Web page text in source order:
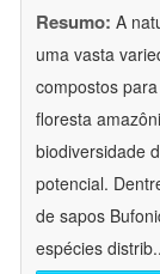
Resumo: A
uma vasta
compostos
floresta
biodiversidade
potencial.
de sapos
espécies distrib